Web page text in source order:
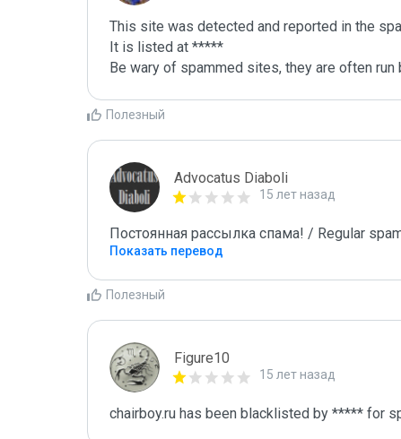
This site was detected and reported in the
It is listed at *****
Be wary of spammed sites, they are often
Полезный
Advocatus Diaboli
15 лет назад
Постоянная рассылка спама! / Regular
Показать перевод
Полезный
Figure10
15 лет назад
chairboy.ru has been blacklisted by ***** for